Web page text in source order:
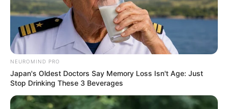
Anti Mainstream, 10 Cara
Membawa Barang Belanjaan
Versi Warga Thailand
NEUROMIND PRO
Japan's Oldest Doctors Say Memory Loss Isn't Age: Just
Stop Drinking These 3 Beverages